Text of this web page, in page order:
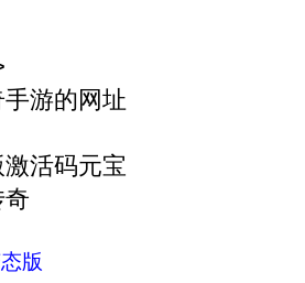
游的网址
活码元宝
版